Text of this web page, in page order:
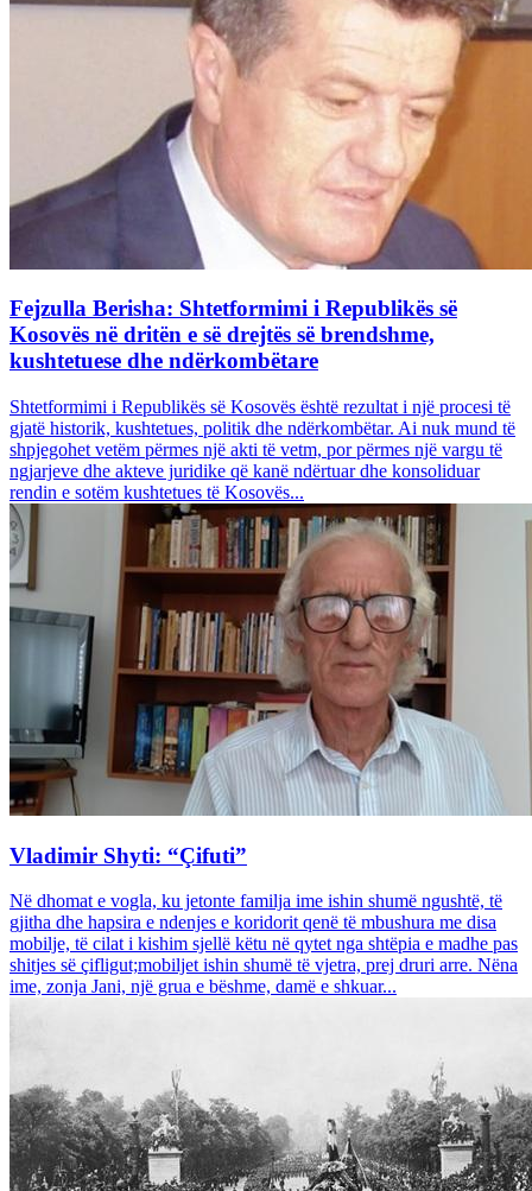
Fejzulla Berisha: Shtetformimi i Republikës së
Kosovës në dritën e së drejtës së brendshme,
kushtetuese dhe ndërkombëtare
Shtetformimi i Republikës së Kosovës është rezultat i një procesi të
gjatë historik, kushtetues, politik dhe ndërkombëtar. Ai nuk mund të
shpjegohet vetëm përmes një akti të vetm, por përmes një vargu të
ngjarjeve dhe akteve juridike që kanë ndërtuar dhe konsoliduar
rendin e sotëm kushtetues të Kosovës...
Vladimir Shyti: “Çifuti”
Në dhomat e vogla, ku jetonte familja ime ishin shumë ngushtë, të
gjitha dhe hapsira e ndenjes e koridorit qenë të mbushura me disa
mobilje, të cilat i kishim sjellë këtu në qytet nga shtëpia e madhe pas
shitjes së çifligut;mobiljet ishin shumë të vjetra, prej druri arre. Nëna
ime, zonja Jani, një grua e bëshme, damë e shkuar...